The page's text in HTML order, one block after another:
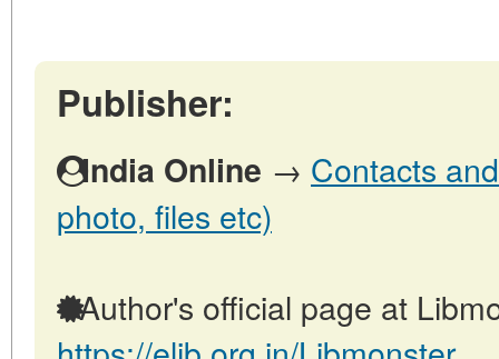
Publisher:
India Online → Contacts
photo, files etc)
Author's official page at